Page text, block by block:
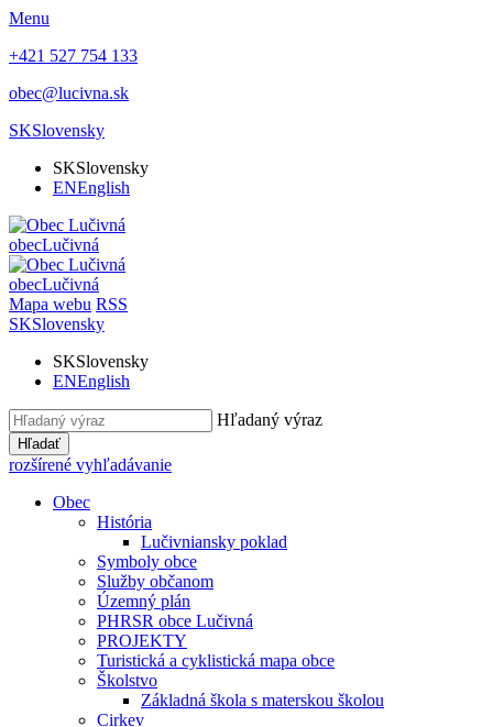
Menu
+421 527 754 133
obec@lucivna.sk
SKSlovensky
SKSlovensky
ENEnglish
obecLučivná
obecLučivná
Mapa webu RSS
SKSlovensky
SKSlovensky
ENEnglish
Hľadaný výraz
Hľadať
rozšírené vyhľadávanie
Obec
História
Lučivniansky poklad
Symboly obce
Služby občanom
Územný plán
PHRSR obce Lučivná
PROJEKTY
Turistická a cyklistická mapa obce
Školstvo
Základná škola s materskou školou
Cirkev